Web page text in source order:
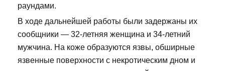
раундами.
В ходе дальнейшей работы были задержаны их
сообщники — 32-летняя женщина и 34-летний
мужчина. На коже образуются язвы, обширные
язвенные поверхности с некротическим дном и